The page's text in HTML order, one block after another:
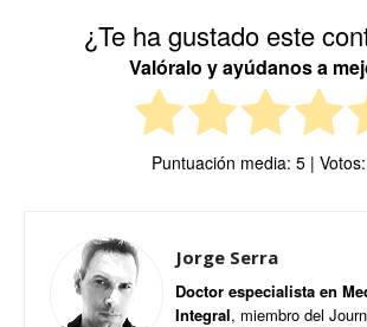
¿Te ha gustado este
Valóralo y ayúdanos a
Puntuación media: 5| Votos:
Jorge Serra
Doctor especialista en
Integral, miembro del